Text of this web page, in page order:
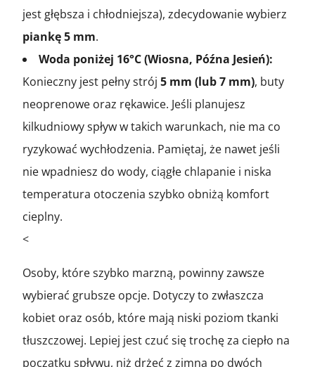
jest głębsza i chłodniejsza), zdecydowanie wybierz
piankę 5 mm.
Woda poniżej 16°C (Wiosna, Późna Jesień):
Konieczny jest pełny strój 5 mm (lub 7 mm), buty
neoprenowe oraz rękawice. Jeśli planujesz
kilkudniowy spływ w takich warunkach, nie ma co
ryzykować wychłodzenia. Pamiętaj, że nawet jeśli
nie wpadniesz do wody, ciągłe chlapanie i niska
temperatura otoczenia szybko obniżą komfort
cieplny.
<
Osoby, które szybko marzną, powinny zawsze
wybierać grubsze opcje. Dotyczy to zwłaszcza
kobiet oraz osób, które mają niski poziom tkanki
tłuszczowej. Lepiej jest czuć się trochę za ciepło na
początku spływu, niż drżeć z zimna po dwóch